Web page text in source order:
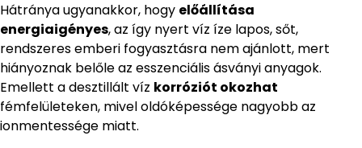
Hátránya ugyanakkor, hogy előállítása
energiaigényes, az így nyert víz íze lapos, sőt,
rendszeres emberi fogyasztásra nem ajánlott, mert
hiányoznak belőle az esszenciális ásványi anyagok.
Emellett a desztillált víz korróziót okozhat
fémfelületeken, mivel oldóképessége nagyobb az
ionmentessége miatt.